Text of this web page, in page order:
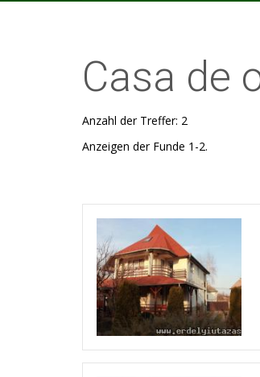
Casa de
Anzahl der Treffer: 2
Anzeigen der Funde 1-2.